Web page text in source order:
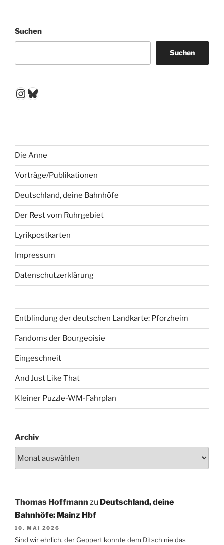
Suchen
Suchen
Instagram
Bluesky
Die Anne
Vorträge/Publikationen
Deutschland, deine Bahnhöfe
Der Rest vom Ruhrgebiet
Lyrikpostkarten
Impressum
Datenschutzerklärung
Entblindung der deutschen Landkarte: Pforzheim
Fandoms der Bourgeoisie
Eingeschneit
And Just Like That
Kleiner Puzzle-WM-Fahrplan
Archiv
Thomas Hoffmann zu Deutschland, deine
Bahnhöfe: Mainz Hbf
10. MAI 2026
Sind wir ehrlich, der Geppert konnte dem Ditsch nie das